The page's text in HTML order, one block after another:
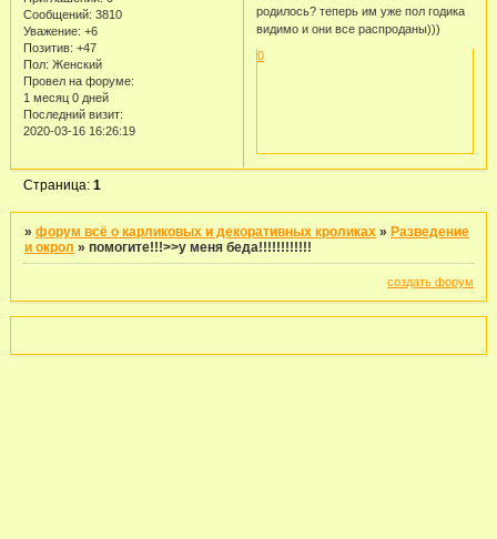
Сообщений: 3810
Уважение: +6
Позитив: +47
Пол: Женский
Провел на форуме:
1 месяц 0 дней
Последний визит:
2020-03-16 16:26:19
родилось? теперь им уже пол годика
видимо и они все распроданы)))
0
Страница:1
»форум всё о карликовых и декоративных кроликах »Разведение
и окрол »помогите!!!>>у меня беда!!!!!!!!!!!!
создать форум